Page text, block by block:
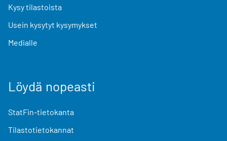
Kysy tilastoista
Usein kysytyt kysymykset
Medialle
Löydä nopeasti
StatFin-tietokanta
Tilastotietokannat